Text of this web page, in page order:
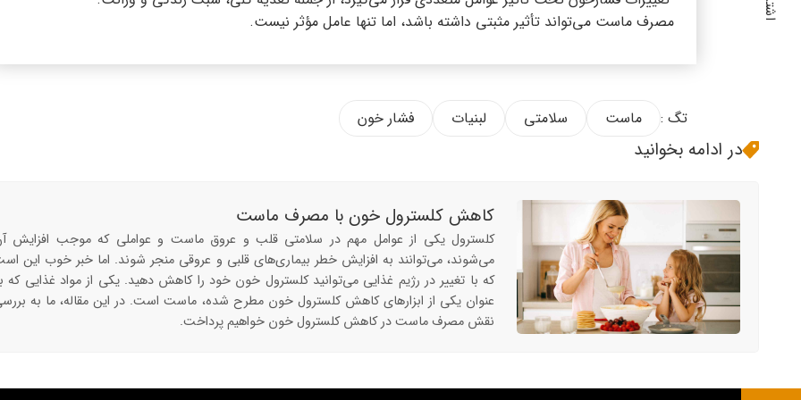
مصرف ماست می‌تواند تأثیر مثبتی داشته باشد، اما تنها عامل مؤثر نیست.
تگ : ماست سلامتی لبنیات فشار خون
در ادامه بخوانید
کاهش کلسترول خون با مصرف ماست
کلسترول یکی از عوامل مهم در سلامتی قلب و عروق ماست و عواملی که موجب افزایش
می‌شوند، می‌توانند به افزایش خطر بیماری‌های قلبی و عروقی منجر شوند. اما خبر خوب این
که با تغییر در رژیم غذایی می‌توانید کلسترول خون خود را کاهش دهید. یکی از مواد غذایی که
عنوان یکی از ابزارهای کاهش کلسترول خون مطرح شده، ماست است. در این مقاله، ما به
نقش مصرف ماست در کاهش کلسترول خون خواهیم پرداخت.